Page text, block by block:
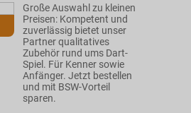
Große Auswahl zu kleinen
Preisen: Kompetent und
zuverlässig bietet unser
Partner qualitatives
Zubehör rund ums Dart-
Spiel. Für Kenner sowie
Anfänger. Jetzt bestellen
und mit BSW-Vorteil
sparen.